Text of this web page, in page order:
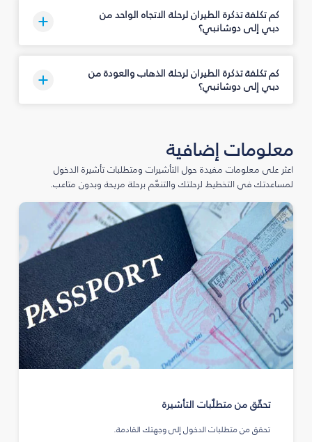
كم تكلفة تذكرة الطيران لرحلة الاتجاه الواحد من
دبي إلى دوشانبي؟
كم تكلفة تذكرة الطيران لرحلة الذهاب والعودة من
دبي إلى دوشانبي؟
معلومات إضافية
اعثر على معلومات مفيدة حول التأشيرات ومتطلبات تأشيرة الدخول
لمساعدتك في التخطيط لرحلتك والتنعّم برحلة مريحة وبدون متاعب.
تحقّق من متطلّبات التأشيرة
تحقق من متطلبات الدخول إلى وجهتك القادمة.